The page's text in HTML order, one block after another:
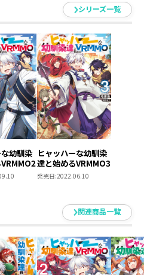
黒の大蛇。次々と飛んでく
れるばかりか、
れる始末で!?
さすがのトーカも絶望する
浮かべていて……?
るぞ……! )
最強ファンタジー第3弾！
頃。
力する間に10も20も積み上
シリーズ一覧
幼馴染 ヒャッハーな幼馴染
達と始めるVRMMO3
発売日:2022.06.10
関連商品一覧